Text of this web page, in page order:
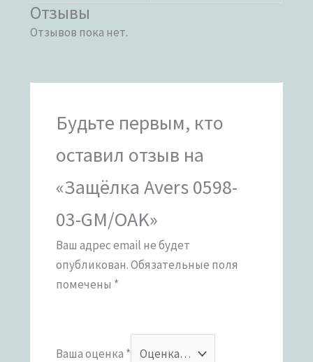
Отзывы
Отзывов пока нет.
Будьте первым, кто
оставил отзыв на
«Защёлка Avers 0598-
03-GM/OAK»
Ваш адрес email не будет
опубликован.Обязательные поля
помечены *
Ваша оценка *